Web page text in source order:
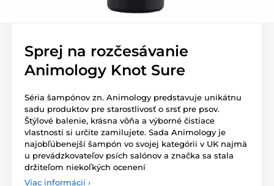
Sprej na rozčesávanie
Animology Knot Sure
Séria šampónov zn. Animology predstavuje unikátnu
sadu produktov pre starostlivosť o srsť pre psov.
Štýlové balenie, krásna vôňa a výborné čistiace
vlastnosti si určite zamilujete. Sada Animology je
najobľúbenejší šampón vo svojej kategórii v UK najmä
u prevádzkovateľov psích salónov a značka sa stala
držiteľom niekoľkých ocenení
Viac informácií ›